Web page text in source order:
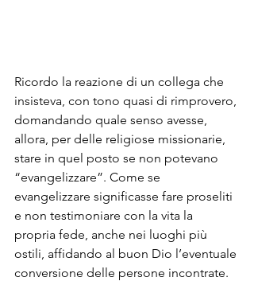
Ricordo la reazione di un collega che
insisteva, con tono quasi di rimprovero,
domandando quale senso avesse,
allora, per delle religiose missionarie,
stare in quel posto se non potevano
“evangelizzare”. Come se
evangelizzare significasse fare proseliti
e non testimoniare con la vita la
propria fede, anche nei luoghi più
ostili, affidando al buon Dio l’eventuale
conversione delle persone incontrate.